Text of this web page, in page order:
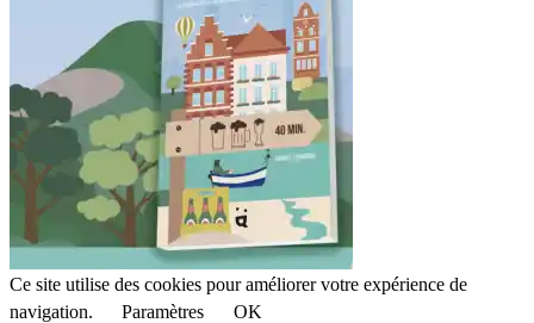
Ce site utilise des cookies pour améliorer votre expérience de
navigation.
Paramètres OK